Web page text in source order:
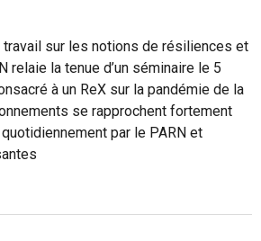
travail sur les notions de résiliences et
relaie la tenue d’un séminaire le 5
à un ReX sur la pandémie de la
se rapprochent fortement
par le PARN et